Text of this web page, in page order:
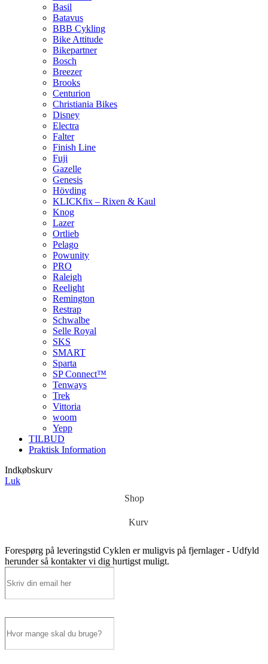
Basil
Batavus
BBB Cykling
Bike Attitude
Bikepartner
Bosch
Breezer
Brooks
Centurion
Christiania Bikes
Disney
Electra
Falter
Finish Line
Fuji
Gazelle
Genesis
Hövding
KLICKfix – Rixen & Kaul
Knog
Lazer
Ortlieb
Pelago
Powunity
PRO
Raleigh
Reelight
Remington
Restrap
Schwalbe
Selle Royal
SKS
SMART
Sparta
SP Connect™
Tenways
Trek
Vittoria
woom
Yepp
TILBUD
Praktisk Information
Indkøbskurv
Luk
Shop
Kurv
Forespørg på leveringstid Cyklen er muligvis på fjernlager - Udfyld
herunder så kontakter vi dig hurtigst muligt.